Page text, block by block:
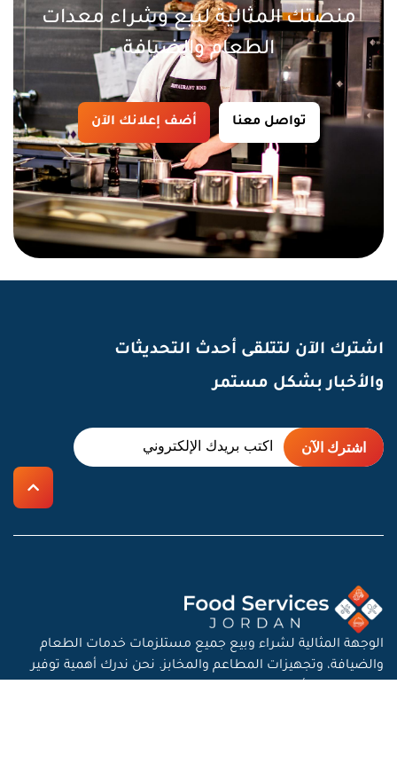
منصتك المثالية لبيع وشراء معدات
الطعام والضيافة
تواصل معنا أضف إعلانك الآن
اشترك الآن لتتلقى أحدث التحديثات
والأخبار بشكل مستمر
الوجهة المثالية لشراء وبيع جميع مستلزمات خدمات الطعام
والضيافة، وتجهيزات المطاعم والمخابز. نحن ندرك أهمية توفير